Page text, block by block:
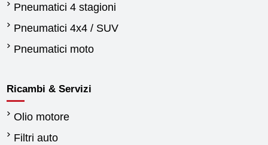
Pneumatici 4 stagioni
Pneumatici 4x4 / SUV
Pneumatici moto
Ricambi & Servizi
Olio motore
Filtri auto